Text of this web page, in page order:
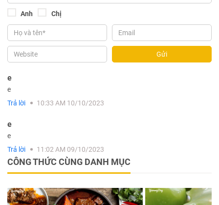
Anh Chị
Gửi
e
e
Trả lời
10:33 AM 10/10/2023
e
e
Trả lời
11:02 AM 09/10/2023
CÔNG THỨC CÙNG DANH MỤC